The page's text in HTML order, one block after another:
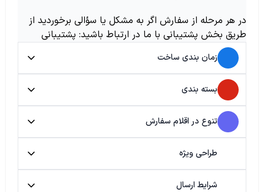
در هر مرحله از سفارش اگر به مشکل یا سؤالی برخوردید از
طریق بخش پشتیبانی با ما در ارتباط باشید: پشتیبانی
زمان بندی ساخت
بسته بندی
تنوع در اقلام سفارش
طراحی ویژه
شرایط ارسال